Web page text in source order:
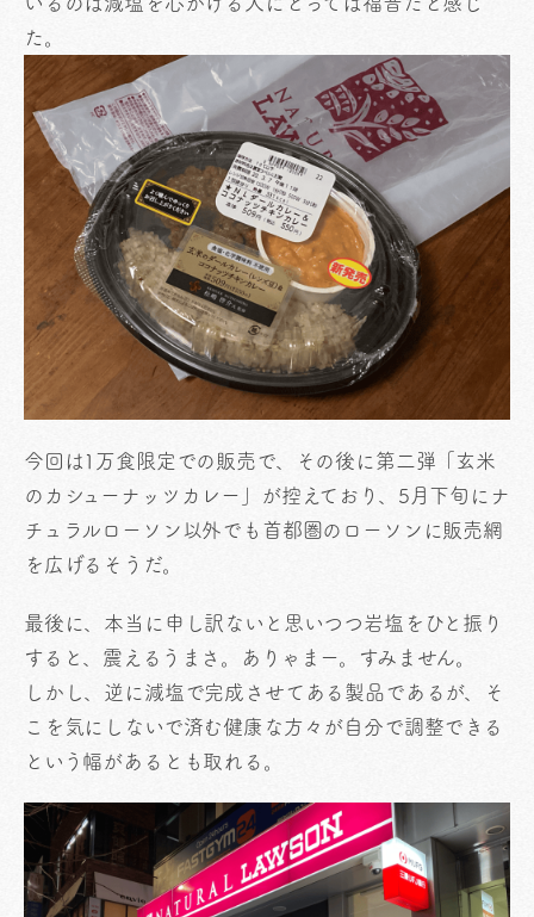
た。
今回は1万食限定での販売で、その後に第二弾「玄米
のカシューナッツカレー」が控えており、5月下旬にナ
チュラルローソン以外でも首都圏のローソンに販売網
を広げるそうだ。
最後に、本当に申し訳ないと思いつつ岩塩をひと振り
すると、震えるうまさ。ありゃまー。すみません。
しかし、逆に減塩で完成させてある製品であるが、そ
こを気にしないで済む健康な方々が自分で調整できる
という幅があるとも取れる。